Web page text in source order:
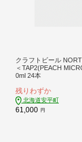
クラフトビール
＜TAP2(PEACH
0ml 24本
残りわずか
北海道安平町
61,000 円